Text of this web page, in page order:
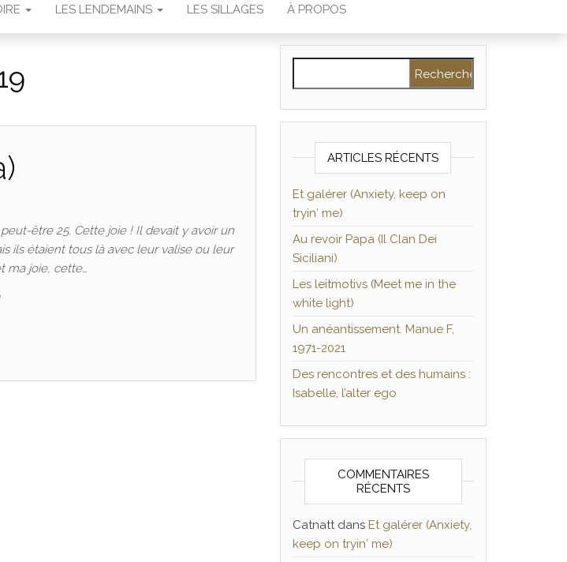
LES LENDEMAINS LES SILLAGES À PROPOS
être 25. Cette joie ! Il devait y avoir un
ils étaient tous là avec leur valise ou leur
ma joie, cette…
ARTICLES RÉCENTS
Et galérer (Anxiety, keep on
tryin′ me)
Au revoir Papa (Il Clan Dei
Siciliani)
Les leitmotivs (Meet me in the
white light)
Un anéantissement. Manue F,
1971-2021
Des rencontres et des humains :
Isabelle, l’alter ego
COMMENTAIRES
RÉCENTS
Catnattdans Et galérer (Anxiety,
keep on tryin′ me)